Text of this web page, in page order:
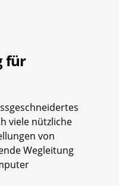
für
viele nützliche
von
Wegleitung